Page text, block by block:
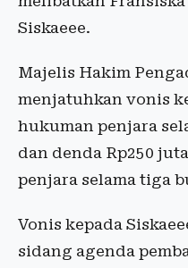
Siskaeee.
Majelis Hakim
menjatuhkan vonis
hukuman penjara
dan denda Rp250
penjara selama tiga
Vonis kepada
sidang agenda